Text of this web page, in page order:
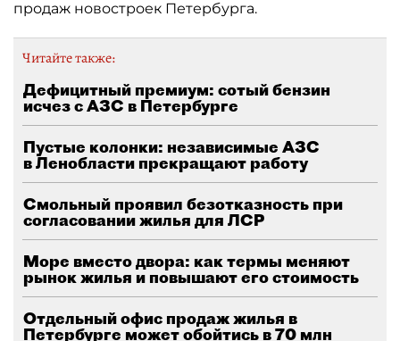
продаж новостроек Петербурга.
Читайте также:
Дефицитный премиум: сотый бензин
исчез с АЗС в Петербурге
Пустые колонки: независимые АЗС
в Ленобласти прекращают работу
Смольный проявил безотказность при
согласовании жилья для ЛСР
Море вместо двора: как термы меняют
рынок жилья и повышают его стоимость
Отдельный офис продаж жилья в
Петербурге может обойтись в 70 млн